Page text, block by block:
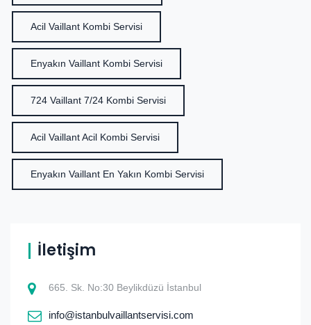
Acil Vaillant Kombi Servisi
Enyakın Vaillant Kombi Servisi
724 Vaillant 7/24 Kombi Servisi
Acil Vaillant Acil Kombi Servisi
Enyakın Vaillant En Yakın Kombi Servisi
İletişim
665. Sk. No:30 Beylikdüzü İstanbul
info@istanbulvaillantservisi.com